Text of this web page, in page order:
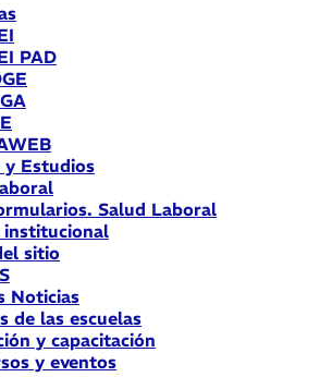
PAD
Estudios
Salud Laboral
institucional
sitio
Noticias
de las escuelas
y capacitación
y eventos